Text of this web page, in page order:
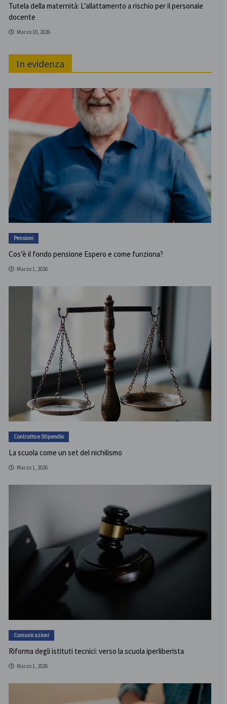
Tutela della maternità: L’allattamento a rischio per il personale
docente
Marzo 10, 2026
In evidenza
Pensioni
Cos’è il fondo pensione Espero e come funziona?
Marzo 1, 2026
Contratto e Stipendio
La scuola come un set del nichilismo
Marzo 1, 2026
Comunicazioni
Riforma degli istituti tecnici: verso la scuola iperliberista
Marzo 1, 2026